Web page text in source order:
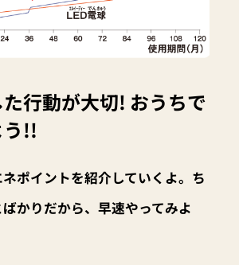
行動が大切! おうちで
う!!
ポイントを紹介していくよ。ち
かりだから、早速やってみよ